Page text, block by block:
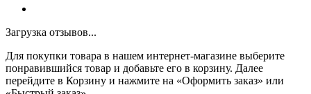
Загрузка отзывов...
Для покупки товара в нашем интернет-магазине выберите
понравившийся товар и добавьте его в корзину. Далее
перейдите в Корзину и нажмите на «Оформить заказ» или